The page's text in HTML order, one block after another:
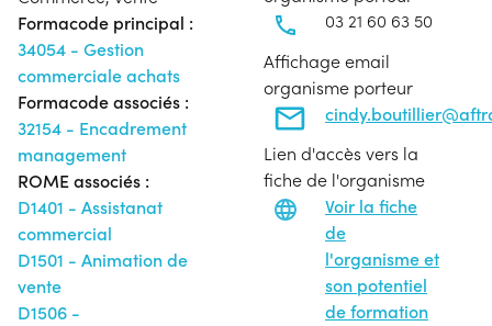
Formacode principal :
34054 - Gestion
commerciale achats
Formacode associés :
32154 - Encadrement
management
ROME associés :
D1401 - Assistanat
commercial
D1501 - Animation de
vente
D1506 -
03 21 60 63 50
Affichage email
organisme porteur
Lien d'accès vers la
fiche de l'organisme
Voir la fiche
de
l'organisme et
son potentiel
de formation